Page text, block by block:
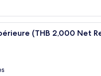
Minibar,
(THB 2,000 Net